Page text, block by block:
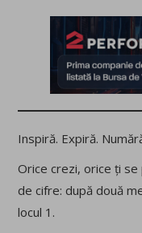
Inspiră. Expiră.
Orice crezi, orice ți
de cifre: după două
locul 1.